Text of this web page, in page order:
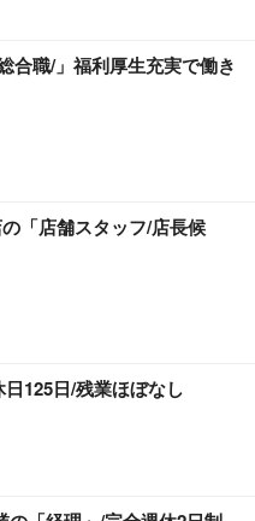
合職/」福利厚生充実で働き
「店舗スタッフ/店長候
日125日/残業ほぼなし